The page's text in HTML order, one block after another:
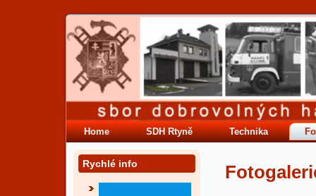
Home SDH Rtyně Technika
Rychlé info